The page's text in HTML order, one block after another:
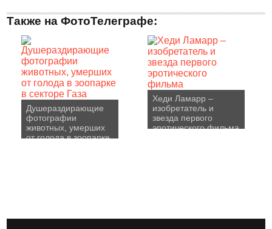
Также на ФотоТелеграфе:
Душераздирающие
фотографии
животных, умерших
от голода в зоопарке
Хеди Ламарр –
изобретатель и
звезда первого
эротического фильма